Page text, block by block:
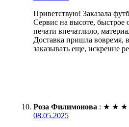
Приветствую! Заказала
Сервис на высоте, быстрое
печати впечатлило,
Доставка пришла вовремя,
заказывать еще, искренне
Роза Филимонова : ★ ★ ★
08.05.2025